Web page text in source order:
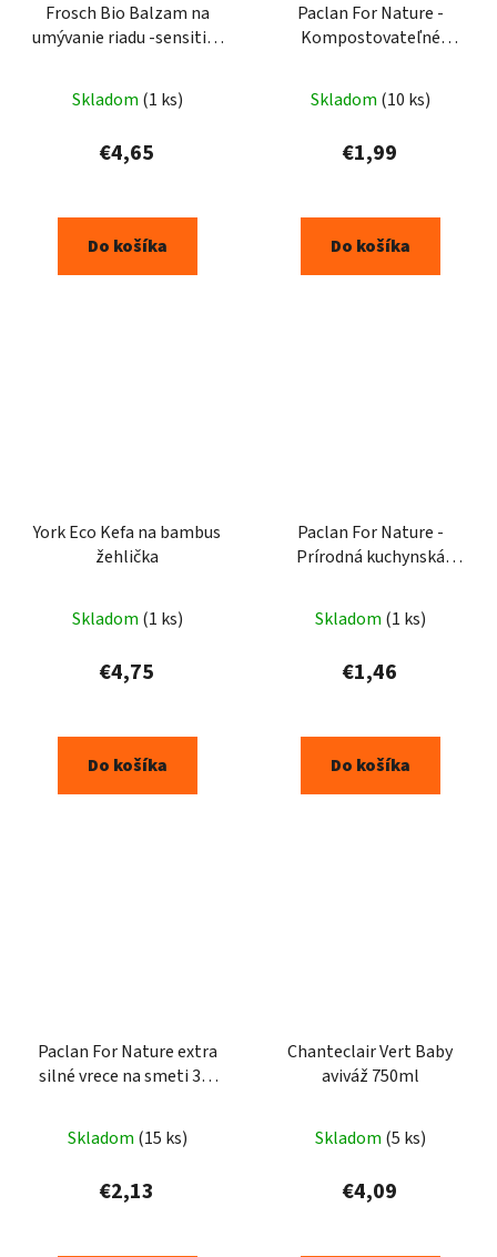
Frosch Bio Balzam na
umývanie riadu -sensitive
Skladom (1 ks)
€4,65
Do košíka
Paclan For Nature -
Kompostovateľné
bioodpady 10l - 10ks
Skladom (10 ks)
€1,99
Do košíka
York Eco Kefa na bambus
žehlička
Skladom (1 ks)
€4,75
Do košíka
Paclan For Nature -
Prírodná kuchynská
fľiaš - 2ks
Skladom (1 ks)
€1,46
Do košíka
Paclan For Nature extra
silné vrece na smeti 35l
Skladom (15 ks)
€2,13
Chanteclair Vert Baby
aviváž 750ml
Skladom (5 ks)
€4,09